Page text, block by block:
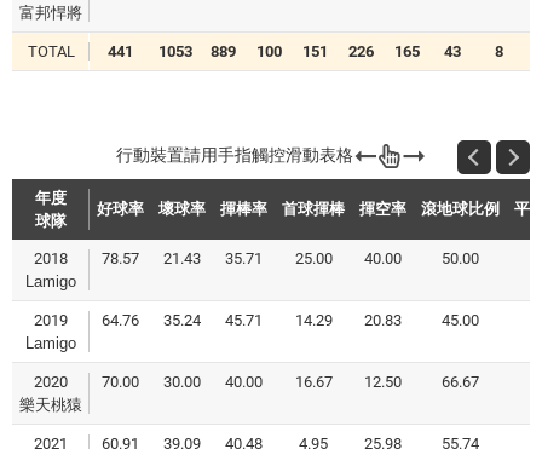
富邦悍將
TOTAL 441 1053 889 100 151 226 165 43 8
年度
球隊
好球率 壞球率 揮棒率 首球揮棒 揮空率 滾地球比例 平
2018
Lamigo
78.57 21.43 35.71 25.00 40.00 50.00
2019
Lamigo
64.76 35.24 45.71 14.29 20.83 45.00
2020
樂天桃猿
70.00 30.00 40.00 16.67 12.50 66.67
2021
60.91 39.09 40.48 4.95 25.98 55.74